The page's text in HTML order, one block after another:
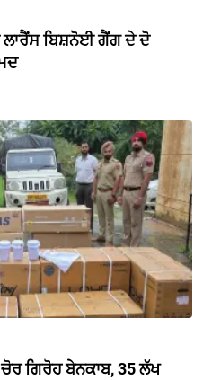
ਲਾਰੈਂਸ ਬਿਸ਼ਨੋਈ ਗੈਂਗ ਦੇ ਦੋ
ਗਿਰੋਹ ਬੇਨਕਾਬ, 35 ਲੱਖ